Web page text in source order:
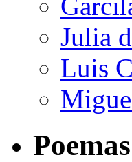
Julia
Luis